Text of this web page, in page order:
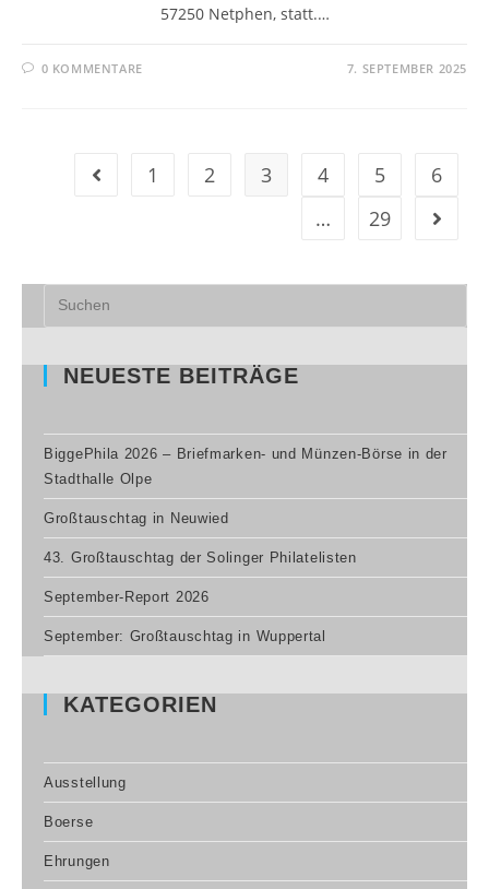
57250 Netphen, statt.…
0 KOMMENTARE 7. SEPTEMBER 2025
1 2 3 4 5
6
…
29
NEUESTE BEITRÄGE
BiggePhila 2026 – Briefmarken- und Münzen-Börse in der
Stadthalle Olpe
Großtauschtag in Neuwied
43. Großtauschtag der Solinger Philatelisten
September-Report 2026
September: Großtauschtag in Wuppertal
KATEGORIEN
Ausstellung
Boerse
Ehrungen